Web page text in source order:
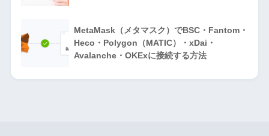
MetaMask（メタマスク）でBSC・Fantom・
Heco・Polygon（MATIC）・xDai・
Avalanche・OKExに接続する方法